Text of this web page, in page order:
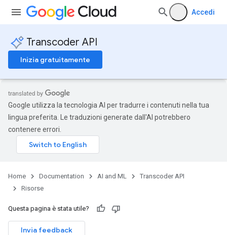
Accedi
Transcoder API
Inizia gratuitamente
Google utilizza la tecnologia AI per tradurre i contenuti nella tua
lingua preferita. Le traduzioni generate dall'AI potrebbero
contenere errori.
Home Documentation AI and ML
Transcoder API
Risorse
Questa pagina è stata utile?
Invia feedback